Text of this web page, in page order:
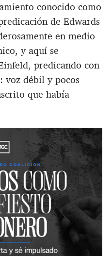
conocido como
de Edwards
en medio
y aquí se
predicando con
voz débil y pocos
que había